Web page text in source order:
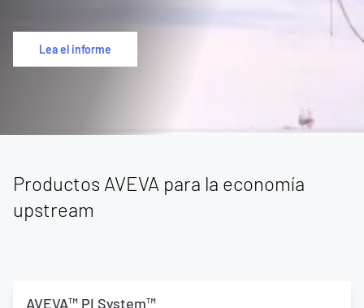
Lea el informe
Productos AVEVA para la economía
upstream
AVEVA™ PI System™